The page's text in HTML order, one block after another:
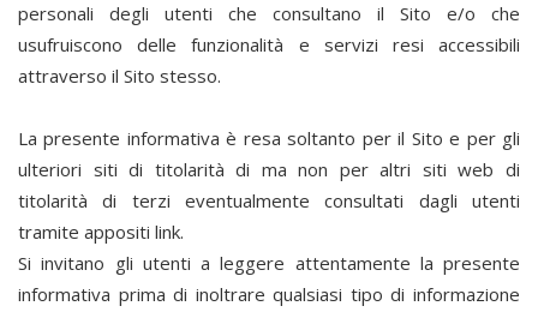
personali degli utenti che consultano il Sito e/o che
usufruiscono delle funzionalità e servizi resi accessibili
attraverso il Sito stesso.
La presente informativa è resa soltanto per il Sito e per gli
ulteriori siti di titolarità di ma non per altri siti web di
titolarità di terzi eventualmente consultati dagli utenti
tramite appositi link.
Si invitano gli utenti a leggere attentamente la presente
informativa prima di inoltrare qualsiasi tipo di informazione